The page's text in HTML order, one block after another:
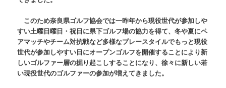
このため奈良県ゴルフ協会では一昨年から現役世代が参加しや
すい土曜日曜日・祝日に県下ゴルフ場の協力を得て、冬や夏にペ
アマッチやチーム対抗戦など多様なプレースタイルでもっと現役
世代が参加しやすい日にオープンゴルフを開催することにより新
しいゴルファー層の掘り起こしすることになり、徐々に新しい若
い現役世代のゴルファーの参加が増えてきました。